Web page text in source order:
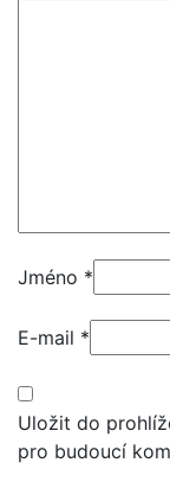
Jméno *
E-mail *
Uložit do
pro budoucí